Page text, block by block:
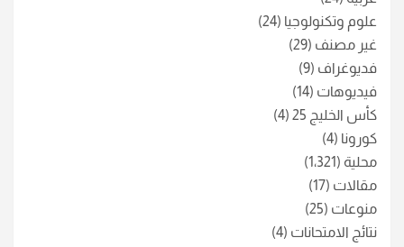
علوم وتكنولوجيا (24)
غير مصنف (29)
فديوغراف (9)
فيديوهات (14)
كأس الخليج 25
(4)
كورونا (4)
محلية (1٬321)
مقالات (17)
منوعات (25)
نتائج الامتحانات (4)